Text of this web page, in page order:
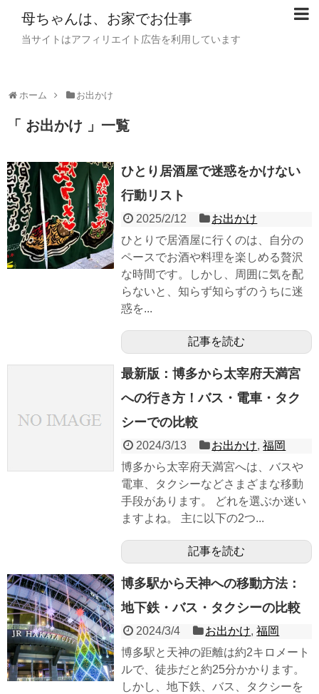
母ちゃんは、お家でお仕事
当サイトはアフィリエイト広告を利用しています
ホーム お出かけ
「 お出かけ 」一覧
ひとり居酒屋で迷惑をかけない
行動リスト
2025/2/12
お出かけ
ひとりで居酒屋に行くのは、自分の
ペースでお酒や料理を楽しめる贅沢
な時間です。しかし、周囲に気を配
らないと、知らず知らずのうちに迷
惑を...
記事を読む
最新版：博多から太宰府天満宮
への行き方！バス・電車・タク
シーでの比較
2024/3/13 お出かけ,福岡
博多から太宰府天満宮へは、バスや
電車、タクシーなどさまざまな移動
手段があります。 どれを選ぶか迷い
ますよね。 主に以下の2つ...
記事を読む
博多駅から天神への移動方法：
地下鉄・バス・タクシーの比較
2024/3/4 お出かけ,福岡
博多駅と天神の距離は約2キロメート
ルで、徒歩だと約25分かかります。
しかし、地下鉄、バス、タクシーを